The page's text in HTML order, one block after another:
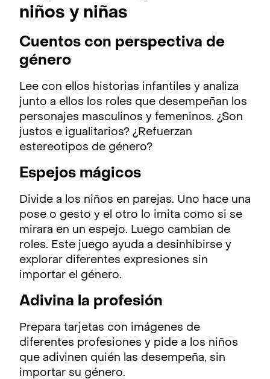
niños y niñas
Cuentos con perspectiva de
género
Lee con ellos historias infantiles y analiza
junto a ellos los roles que desempeñan los
personajes masculinos y femeninos. ¿Son
justos e igualitarios? ¿Refuerzan
estereotipos de género?
Espejos mágicos
Divide a los niños en parejas. Uno hace una
pose o gesto y el otro lo imita como si se
mirara en un espejo. Luego cambian de
roles. Este juego ayuda a desinhibirse y
explorar diferentes expresiones sin
importar el género.
Adivina la profesión
Prepara tarjetas con imágenes de
diferentes profesiones y pide a los niños
que adivinen quién las desempeña, sin
importar su género.